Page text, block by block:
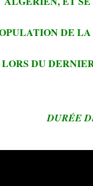
DE
LORS DU
DURÉE